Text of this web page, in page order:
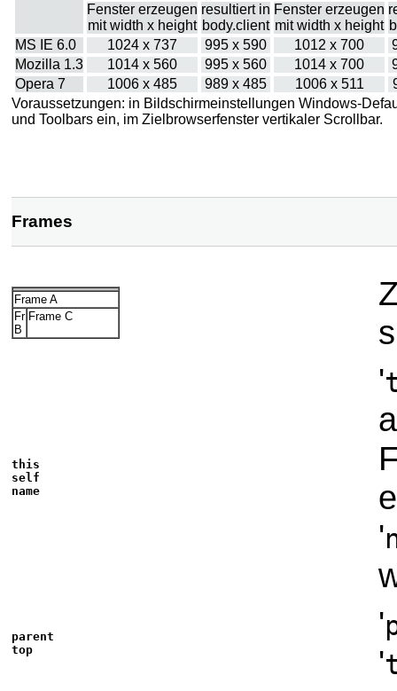
Fenster erzeugen
mit width x height
resultiert in
body.client
Fenster erzeugen
mit width x height
MS IE 6.0
1024 x 737 995 x 590 1012 x 700
Mozilla 1.3
1014 x 560 995 x 560 1014 x 700
Opera 7
1006 x 485 989 x 485 1006 x 511
Voraussetzungen: in Bildschirmeinstellungen Windows-
und Toolbars ein, im Zielbrowserfenster vertikaler Scrollbar.
Frames
Frame A
Fr
B
Frame C
this
self
name
'
'
parent
top
'
'